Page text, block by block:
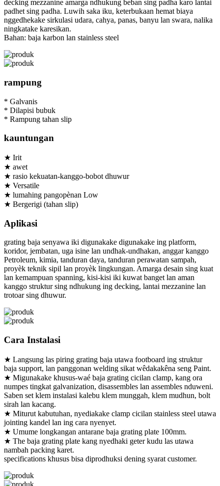
decking mezzanine amarga ndhukung beban sing padha karo lantai
padhet sing padha. Luwih saka iku, keterbukaan hemat biaya
nggedhekake sirkulasi udara, cahya, panas, banyu lan swara, nalika
ningkatake karesikan.
Bahan: baja karbon lan stainless steel
rampung
* Galvanis
* Dilapisi bubuk
* Rampung tahan slip
kauntungan
★ Irit
★ awet
★ rasio kekuatan-kanggo-bobot dhuwur
★ Versatile
★ lumahing pangopènan Low
★ Bergerigi (tahan slip)
Aplikasi
grating baja senyawa iki digunakake digunakake ing platform,
koridor, jembatan, uga isine lan undhak-undhakan, anggar kanggo
Petroleum, kimia, tanduran daya, tanduran perawatan sampah,
proyèk teknik sipil lan proyèk lingkungan. Amarga desain sing kuat
lan kemampuan spanning, kisi-kisi iki kuwat banget lan aman
kanggo struktur sing ndhukung ing decking, lantai mezzanine lan
trotoar sing dhuwur.
Cara Instalasi
★ Langsung las piring grating baja utawa footboard ing struktur
baja support, lan panggonan welding sikat wêdakakêna seng Paint.
★ Migunakake khusus-waé baja grating cicilan clamp, kang ora
numpes tingkat galvanization, disassembles lan assembles nduweni.
Saben set klem instalasi kalebu klem munggah, klem mudhun, bolt
sirah lan kacang.
★ Miturut kabutuhan, nyediakake clamp cicilan stainless steel utawa
jointing kandel lan ing cara nyenyet.
★ Umume longkangan antarane baja grating plate 100mm.
★ The baja grating plate kang nyedhaki geter kudu las utawa
nambah packing karet.
specifications khusus bisa diprodhuksi dening syarat customer.